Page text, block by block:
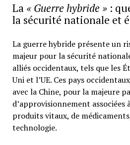
La « Guerre hybride »:
la sécurité nationale et
La guerre hybride présente un
majeur pour la sécurité
alliés occidentaux, tels que les
Uni et l’UE. Ces pays
avec la Chine, pour la majeure
d’approvisionnement associées
produits vitaux, de
technologie.